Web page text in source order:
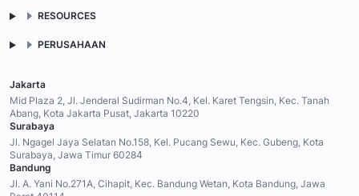
RESOURCES
PERUSAHAAN
Jakarta
Mid Plaza 2, Jl. Jenderal Sudirman No.4, Kel. Karet Tengsin, Kec. Tanah
Abang, Kota Jakarta Pusat, Jakarta 10220
Surabaya
Jl. Ngagel Jaya Selatan No.158, Kel. Pucang Sewu, Kec. Gubeng, Kota
Surabaya, Jawa Timur 60284
Bandung
Jl. A. Yani No.271A, Cihapit, Kec. Bandung Wetan, Kota Bandung, Jawa